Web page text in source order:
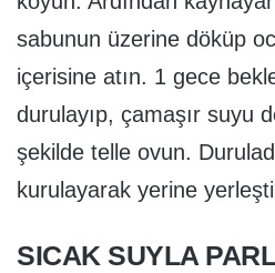
sabunun üzerine döküp
içerisine atın. 1 gece
durulayıp, çamaşır suyu
şekilde telle ovun.
kurulayarak yerine
SICAK SUYLA